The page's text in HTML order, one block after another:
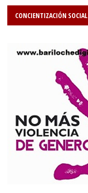
CONCIENTIZACIÓN SOCIAL